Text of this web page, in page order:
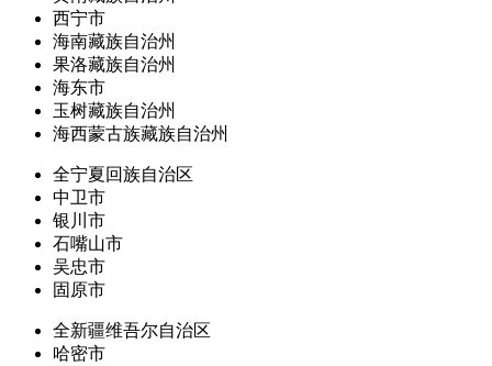
西宁市
海南藏族自治州
果洛藏族自治州
海东市
玉树藏族自治州
海西蒙古族藏族自治州
全宁夏回族自治区
中卫市
银川市
石嘴山市
吴忠市
固原市
全新疆维吾尔自治区
哈密市